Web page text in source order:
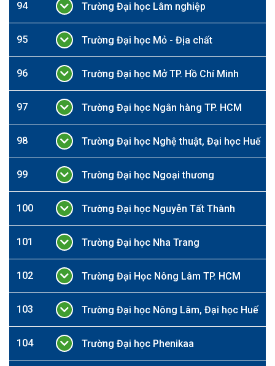
94 Trường Đại học Lâm nghiệp
95 Trường Đại học Mỏ - Địa chất
96 Trường Đại học Mở TP. Hồ Chí Minh
97 Trường Đại học Ngân hàng TP. HCM
98 Trường Đại học Nghệ thuật, Đại học Huế
99 Trường Đại học Ngoại thương
100 Trường Đại học Nguyễn Tất Thành
101 Trường Đại học Nha Trang
102 Trường Đại Học Nông Lâm TP. HCM
103 Trường Đại học Nông Lâm, Đại học Huế
104 Trường Đại học Phenikaa